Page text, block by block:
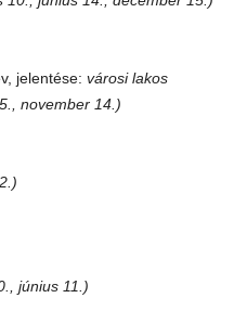
jelentése:városi lakos
november 14.)
június 11.)